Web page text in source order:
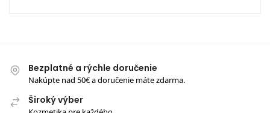
Bezplatné a rýchle doručenie
Nakúpte nad 50€ a doručenie máte zdarma.
Široký výber